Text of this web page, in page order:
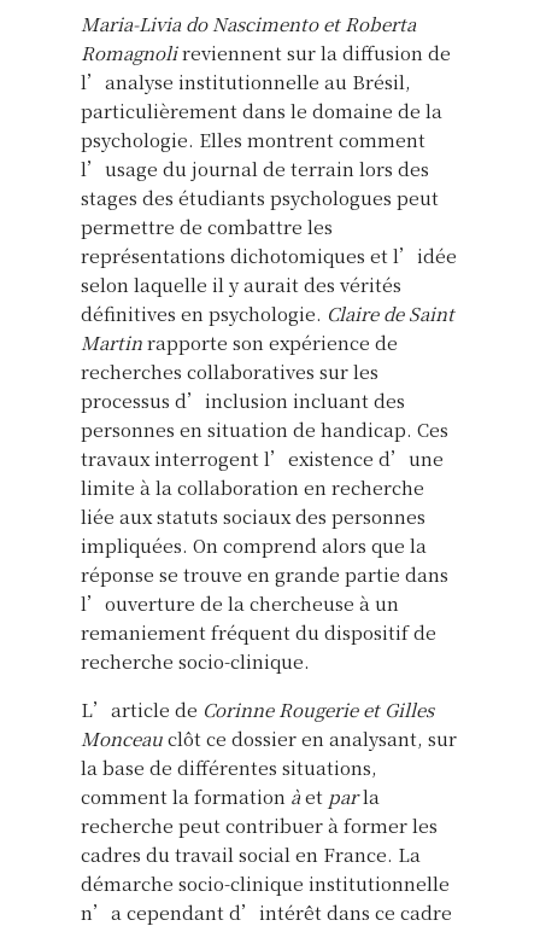
Maria-Livia do Nascimento et Roberta
Romagnolireviennent sur la diffusion de
l’analyse institutionnelle au Brésil,
particulièrement dans le domaine de la
psychologie. Elles montrent comment
l’usage du journal de terrain lors des
stages des étudiants psychologues peut
permettre de combattre les
représentations dichotomiques et l’idée
selon laquelle il y aurait des vérités
définitives en psychologie. Claire de Saint
Martinrapporte son expérience de
recherches collaboratives sur les
processus d’inclusion incluant des
personnes en situation de handicap. Ces
travaux interrogent l’existence d’une
limite à la collaboration en recherche
liée aux statuts sociaux des personnes
impliquées. On comprend alors que la
réponse se trouve en grande partie dans
l’ouverture de la chercheuse à un
remaniement fréquent du dispositif de
recherche socio-clinique.
L’article de Corinne Rougerie et Gilles
Monceauclôt ce dossier en analysant, sur
la base de différentes situations,
comment la formation àet parla
recherche peut contribuer à former les
cadres du travail social en France. La
démarche socio-clinique institutionnelle
n’a cependant d’intérêt dans ce cadre